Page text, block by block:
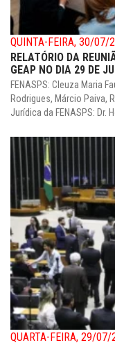
QUINTA-FEIRA, 30/07/
RELATÓRIO DA
GEAP NO DIA 29 DE
FENASPS: Cleuza Maria
Rodrigues, Márcio Paiva,
Jurídica da FENASPS: Dr.
QUARTA-FEIRA, 29/07/